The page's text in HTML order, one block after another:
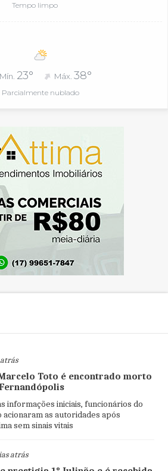
Tempo limpo
Mín. 23° Máx.38°
Parcialmente nublado
Toto é encontrado morto
informações iniciais, funcionários do
as autoridades após
sem sinais vitais
atrás